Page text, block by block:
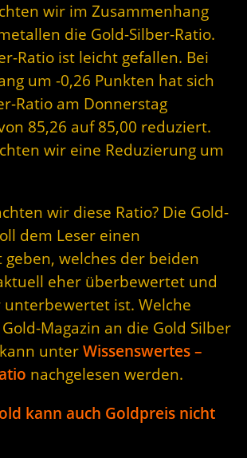
wir im Zusammenhang
die Gold-Silber-Ratio.
Ratio ist leicht gefallen. Bei
um -0,26 Punkten hat sich
Ratio am Donnerstag
85,26 auf 85,00 reduziert.
wir eine Reduzierung um
wir diese Ratio? Die Gold-
dem Leser einen
welches der beiden
eher überbewertet und
unterbewertet ist. Welche
Magazin an die Gold Silber
unter Wissenswertes –
nachgelesen werden.
kann auch Goldpreis nicht